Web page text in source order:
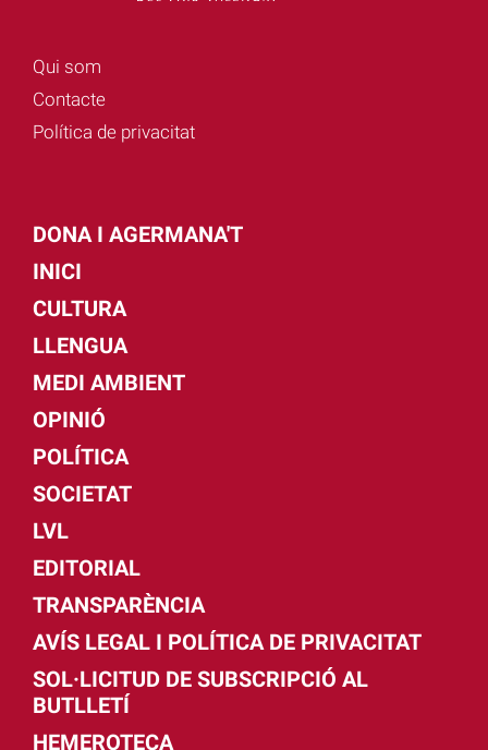
Qui som
Contacte
Política de privacitat
DONA I AGERMANA'T
INICI
CULTURA
LLENGUA
MEDI AMBIENT
OPINIÓ
POLÍTICA
SOCIETAT
LVL
EDITORIAL
TRANSPARÈNCIA
AVÍS LEGAL I POLÍTICA DE PRIVACITAT
SOL·LICITUD DE SUBSCRIPCIÓ AL
BUTLLETÍ
HEMEROTECA